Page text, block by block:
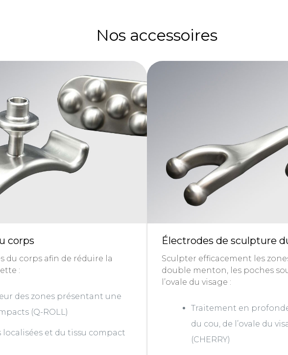
Nos accessoires
corps
du corps afin de réduire la
:
des zones présentant une
(Q-ROLL)
localisées et du tissu compact
Électrodes de sculpture
Sculpter efficacement les
double menton, les poches
l’ovale du visage :
Traitement en
du cou, de l’ovale du
(CHERRY)